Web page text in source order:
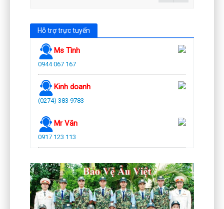
Hỗ trợ trực tuyến
Ms Tình
0944 067 167
Kinh doanh
(0274) 383 9783
Mr Văn
0917 123 113